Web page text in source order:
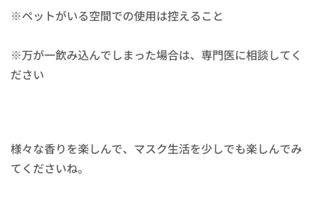
※ペットがいる空間での使用は控えること
※万が一飲み込んでしまった場合は、専門医に相談してく
ださい
様々な香りを楽しんで、マスク生活を少しでも楽しんでみ
てくださいね。